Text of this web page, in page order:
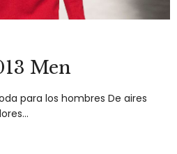
Men
para los hombres De aires